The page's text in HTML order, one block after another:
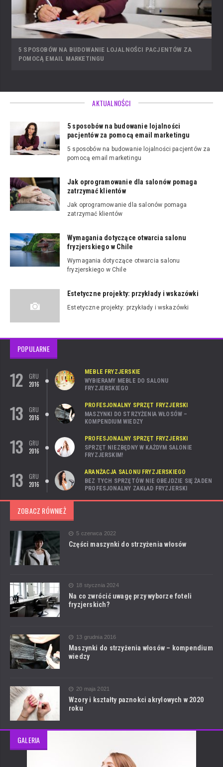
5 SPOSOBÓW NA BUDOWANIE LOJALNOŚCI PACJENTÓW ZA
POMOCĄ EMAIL MARKETINGU
AKTUALNOŚCI
5 sposobów na budowanie lojalności
pacjentów za pomocą email marketingu
5 sposobów na budowanie lojalności pacjentów za
pomocą email marketingu
Jak oprogramowanie dla salonów pomaga
zatrzymać klientów
Jak oprogramowanie dla salonów pomaga
zatrzymać klientów
Wymagania dotyczące otwarcia salonu
fryzjerskiego w Chile
Wymagania dotyczące otwarcia salonu
fryzjerskiego w Chile
Estetyczne projekty: przykłady i wskazówki
Estetyczne projekty: przykłady i wskazówki
POPULARNE
12
GRU
2016
MEBLE FRYZJERSKIE
WYBIERAMY MEBLE DO SALONU
FRYZJERSKIEGO
13
GRU
2016
PROFESJONALNY SPRZĘT FRYZJERSKI
MASZYNKI DO STRZYŻENIA WŁOSÓW –
KOMPENDIUM WIEDZY
13
GRU
2016
PROFESJONALNY SPRZĘT FRYZJERSKI
SPRZĘT NIEZBĘDNY W KAŻDYM SALONIE
FRYZJERSKIM!
13
GRU
2016
ARANŻACJA SALONU FRYZJERSKIEGO
BEZ TYCH SPRZĘTÓW NIE OBEJDZIE SIĘ ŻADEN
PROFESJONALNY ZAKŁAD FRYZJERSKI
ZOBACZ RÓWNIEŻ
5 czerwca 2022
Części maszynki do strzyżenia włosów
18 stycznia 2024
Na co zwrócić uwagę przy wyborze foteli
fryzjerskich?
13 grudnia 2016
Maszynki do strzyżenia włosów – kompendium
wiedzy
20 maja 2021
Wzory i kształty paznokci akrylowych w 2020
roku
GALERIA